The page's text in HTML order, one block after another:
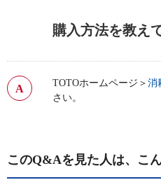
購入方法を教え
TOTOホームページ＞ 消
さい。
このQ&Aを見た人は、こ